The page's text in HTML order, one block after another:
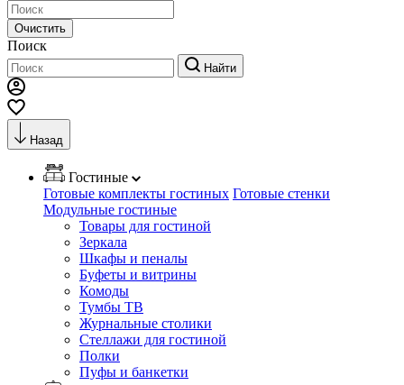
Очистить
Поиск
Найти
Назад
Гостиные
Готовые комплекты гостиных Готовые стенки
Модульные гостиные
Товары для гостиной
Зеркала
Шкафы и пеналы
Буфеты и витрины
Комоды
Тумбы ТВ
Журнальные столики
Стеллажи для гостиной
Полки
Пуфы и банкетки